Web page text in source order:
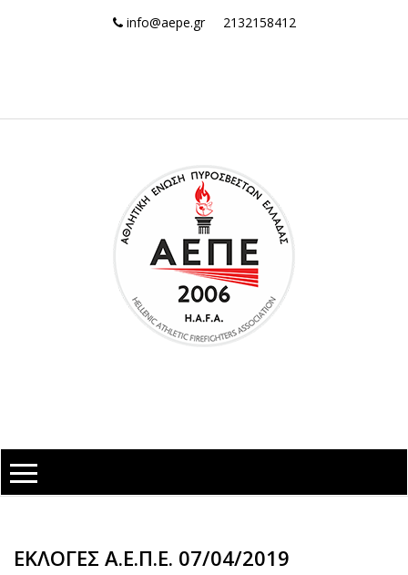
info@aepe.gr 2132158412
ΕΚΛΟΓΕΣ Α.Ε.Π.Ε. 07/04/2019